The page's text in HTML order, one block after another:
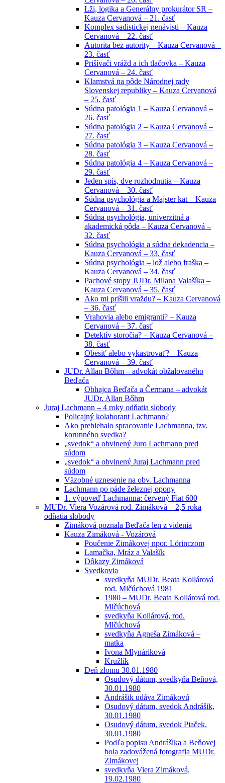
Lži, logika a Generálny prokurátor SR –
Kauza Cervanová – 21. časť
Komplex sadistickej nenávisti – Kauza
Cervanová – 22. časť
Autorita bez autority – Kauza Cervanová –
23. časť
Prišívači vrážd a ich tlačovka – Kauza
Cervanová – 24. časť
Klamstvá na pôde Národnej rady
Slovenskej republiky – Kauza Cervanová
– 25. časť
Súdna patológia 1 – Kauza Cervanová –
26. časť
Súdna patológia 2 – Kauza Cervanová –
27. časť
Súdna patológia 3 – Kauza Cervanová –
28. časť
Súdna patológia 4 – Kauza Cervanová –
29. časť
Jeden spis, dve rozhodnutia – Kauza
Cervanová – 30. časť
Súdna psychológia a Majster kat – Kauza
Cervanová – 31. časť
Súdna psychológia, univerzitná a
akademická pôda – Kauza Cervanová –
32. časť
Súdna psychológia a súdna dekadencia –
Kauza Cervanová – 33. časť
Súdna psychológia – lož alebo fraška –
Kauza Cervanová – 34. časť
Pachové stopy JUDr. Milana Valašíka –
Kauza Cervanová – 35. časť
Ako mi prišili vraždu? – Kauza Cervanová
– 36. časť
Vrahovia alebo emigranti? – Kauza
Cervanová – 37. časť
Detektív storočia? – Kauza Cervanová –
38. časť
Obesiť alebo vykastrovať? – Kauza
Cervanová – 39. časť
JUDr. Allan Bőhm – advokát obžalovaného
Beďača
Obhajca Beďača a Čermana – advokát
JUDr. Allan Bőhm
Juraj Lachmann – 4 roky odňatia slobody
Policajný kolaborant Lachmann?
Ako prebiehalo spracovanie Lachmanna, tzv.
korunného svedka?
„svedok“ a obvinený Juro Lachmann pred
súdom
„svedok“ a obvinený Juraj Lachmann pred
súdom
Väzobné uznesenie na obv. Lachmanna
Lachmann po páde železnej opony
1. výpoveď Lachmanna: červený Fiat 600
MUDr. Viera Vozárová rod. Zimáková – 2,5 roka
odňatia slobody
Zimáková poznala Beďača len z videnia
Kauza Zimáková - Vozárová
Poučenie Zimákovej npor. Lörinczom
Lamačka, Mráz a Valašík
Dôkazy Zimáková
Svedkovia
svedkyňa MUDr. Beata Kollárová
rod. Mlčúchová 1981
1980 – MUDr. Beata Kollárová rod.
Mlčúchová
svedkyňa Kollárová, rod.
Mlčúchová
svedkyňa Agneša Zimáková –
matka
Ivona Mlynáriková
Kružlík
Deň zlomu 30.01.1980
Osudový dátum, svedkyňa Beňová,
30.01.1980
Andrášik udáva Zimákovú
Osudový dátum, svedok Andrášik,
30.01.1980
Osudový dátum, svedok Piaček,
30.01.1980
Podľa popisu Andrášika a Beňovej
bola zadovážená fotografia MUDr.
Zimákovej
svedkyňa Viera Zimáková,
19.02.1980